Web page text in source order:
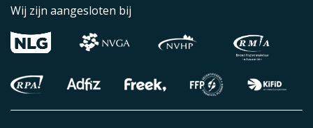
Wij zijn aangesloten bij